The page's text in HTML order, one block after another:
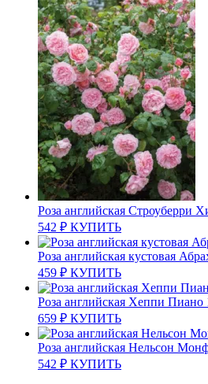
Роза английская Строуберри
542 ₽ КУПИТЬ
Роза английская кустовая
459 ₽ КУПИТЬ
Роза английская Хеппи Пиано
659 ₽ КУПИТЬ
Роза английская Нельсон
542 ₽ КУПИТЬ